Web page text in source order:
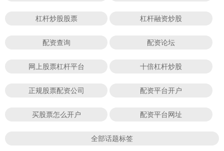
杠杆炒股股票 杠杆融资炒股
配资查询 配资论坛
网上股票杠杆平台 十倍杠杆炒股
正规股票配资公司 配资平台开户
买股票怎么开户 配资平台网址
全部话题标签